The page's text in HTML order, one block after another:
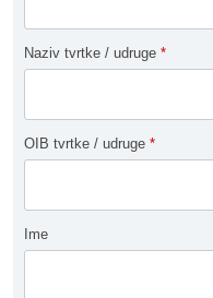
Naziv tvrtke / udruge *
OIB tvrtke / udruge *
Ime